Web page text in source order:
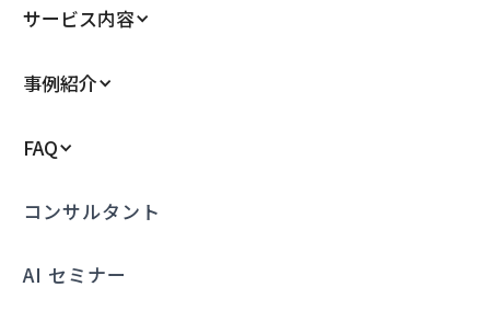
サービス内容
事例紹介
FAQ
コンサルタント
AI セミナー